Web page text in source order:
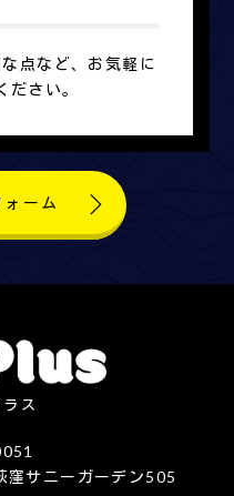
点など、お気軽に
ださい。
ーム
ス
サニーガーデン505